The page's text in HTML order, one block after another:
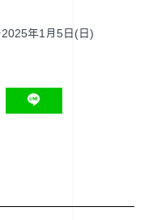
年1月5日(日)